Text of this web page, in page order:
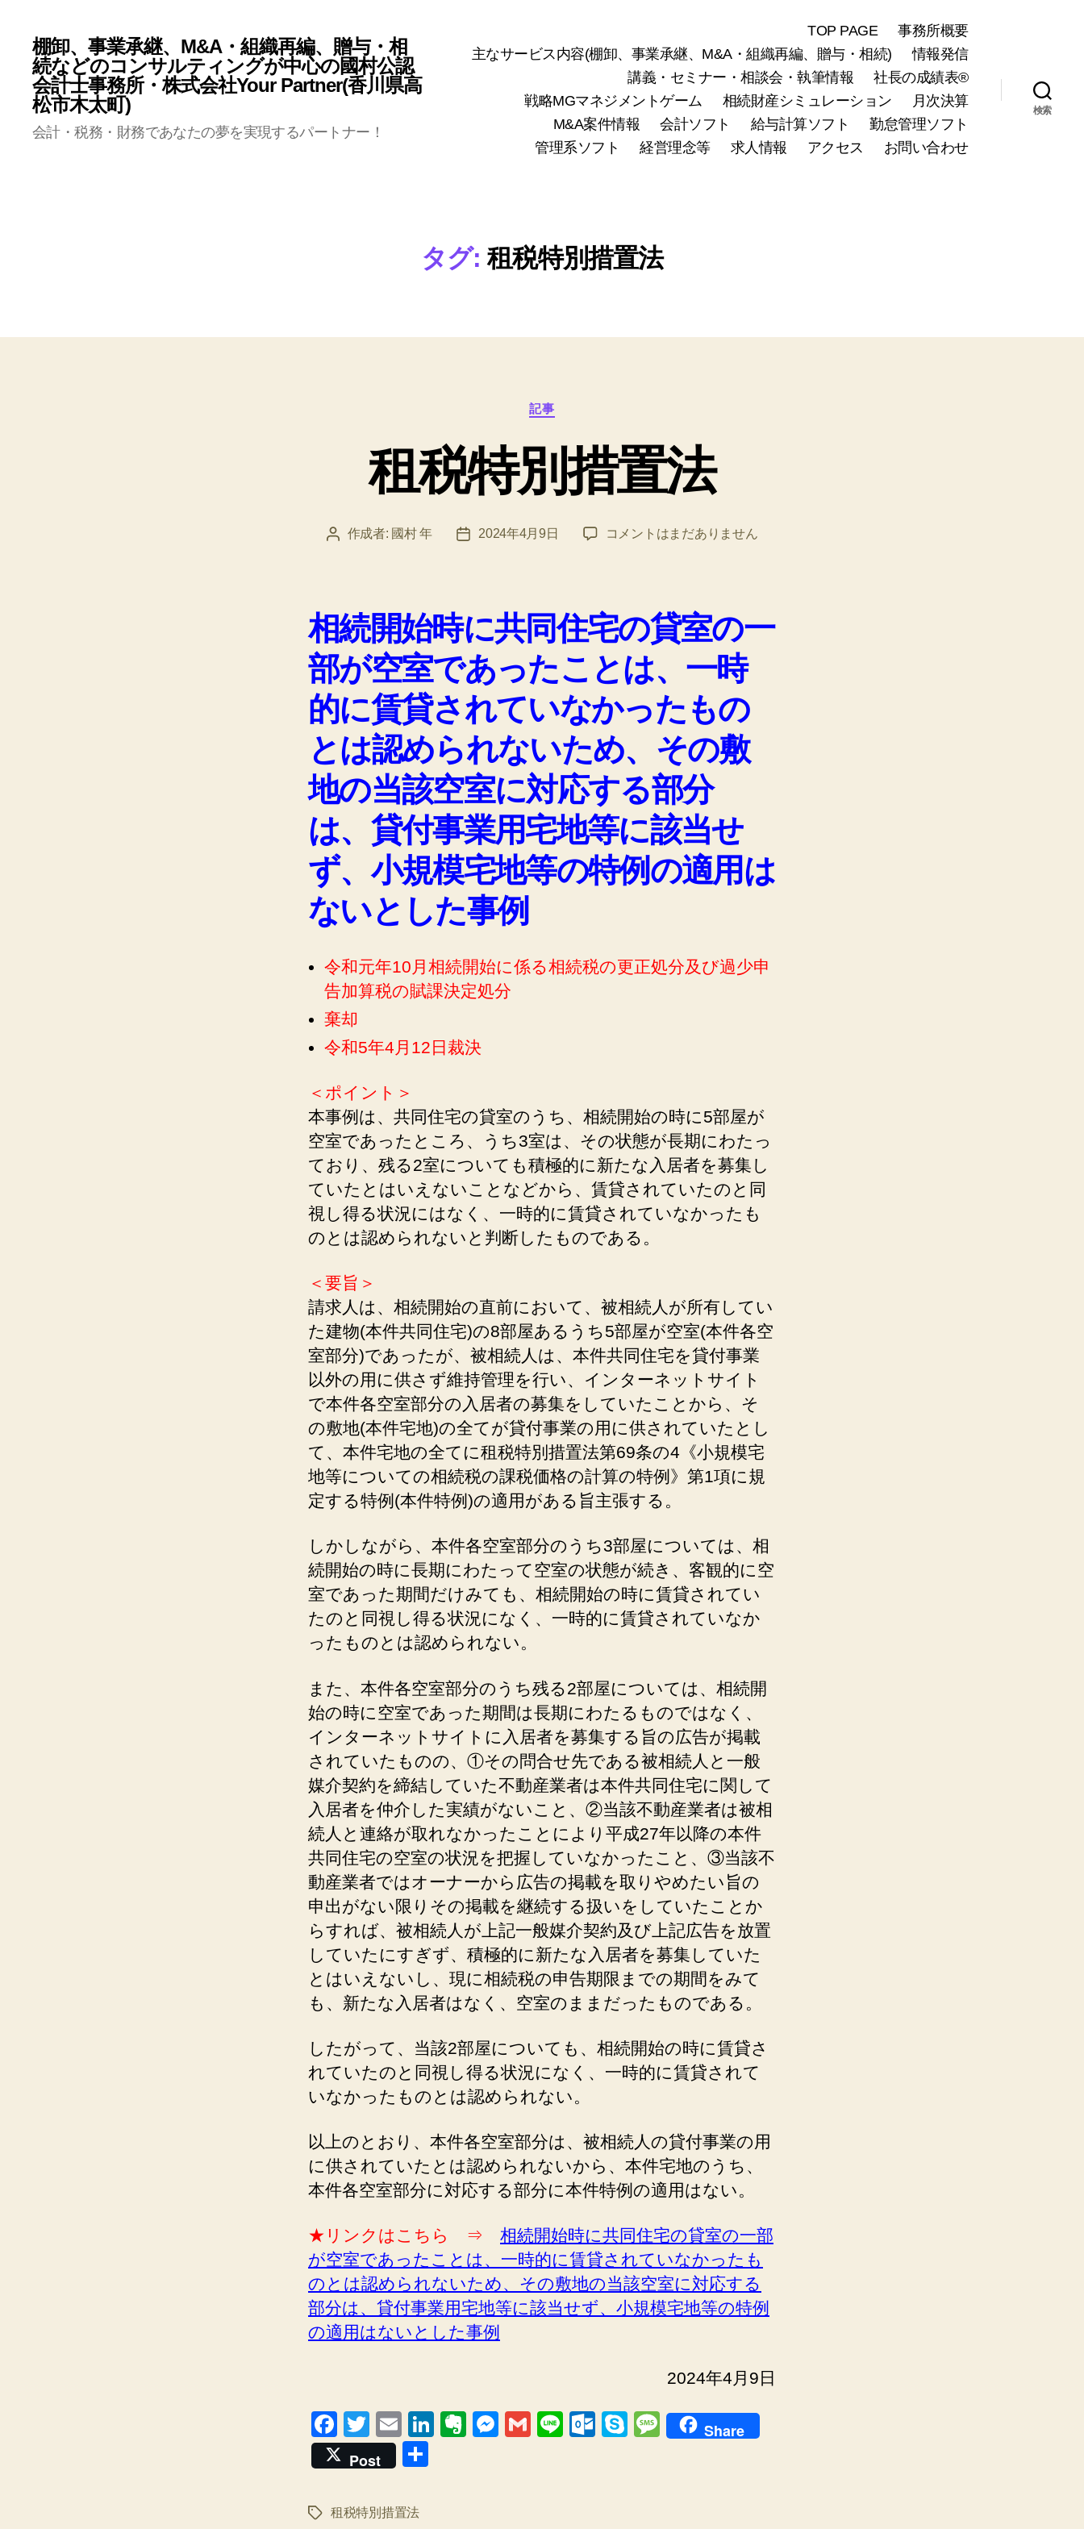
棚卸、事業承継、M&A・組織再編、贈与・相
続などのコンサルティングが中心の國村公認
会計士事務所・株式会社Your Partner(香川県高
松市木太町)
会計・税務・財務であなたの夢を実現するパートナー！
TOP PAGE
事務所概要
主なサービス内容(棚卸、事業承継、M&A・組織再編、贈与・相続)
情報発信
講義・セミナー・相談会・執筆情報
社長の成績表®
戦略MGマネジメントゲーム
相続財産シミュレーション
月次決算
M&A案件情報
会計ソフト 給与計算ソフト
勤怠管理ソフト
管理系ソフト
経営理念等 求人情報 アクセス お問い合わせ
検索
タグ: 租税特別措置法
カ
テ
リ
ー
記事
租税特別措置法
投 作成者: 國村 年
投
2024年4月9日
租
措
置
へ
の
コメントはまだありません
相続開始時に共同住宅の貸室の一
部が空室であったことは、一時
的に賃貸されていなかったもの
とは認められないため、その敷
地の当該空室に対応する部分
は、貸付事業用宅地等に該当せ
ず、小規模宅地等の特例の適用は
ないとした事例
令和元年10月相続開始に係る相続税の更正処分及び過少申
告加算税の賦課決定処分
棄却
令和5年4月12日裁決
＜ポイント＞
本事例は、共同住宅の貸室のうち、相続開始の時に5部屋が
空室であったところ、うち3室は、その状態が長期にわたっ
ており、残る2室についても積極的に新たな入居者を募集し
ていたとはいえないことなどから、賃貸されていたのと同
視し得る状況にはなく、一時的に賃貸されていなかったも
のとは認められないと判断したものである。
＜要旨＞
請求人は、相続開始の直前において、被相続人が所有してい
た建物(本件共同住宅)の8部屋あるうち5部屋が空室(本件各空
室部分)であったが、被相続人は、本件共同住宅を貸付事業
以外の用に供さず維持管理を行い、インターネットサイト
で本件各空室部分の入居者の募集をしていたことから、そ
の敷地(本件宅地)の全てが貸付事業の用に供されていたとし
て、本件宅地の全てに租税特別措置法第69条の4《小規模宅
地等についての相続税の課税価格の計算の特例》第1項に規
定する特例(本件特例)の適用がある旨主張する。
しかしながら、本件各空室部分のうち3部屋については、相
続開始の時に長期にわたって空室の状態が続き、客観的に空
室であった期間だけみても、相続開始の時に賃貸されてい
たのと同視し得る状況になく、一時的に賃貸されていなか
ったものとは認められない。
また、本件各空室部分のうち残る2部屋については、相続開
始の時に空室であった期間は長期にわたるものではなく、
インターネットサイトに入居者を募集する旨の広告が掲載
されていたものの、①その問合せ先である被相続人と一般
媒介契約を締結していた不動産業者は本件共同住宅に関して
入居者を仲介した実績がないこと、②当該不動産業者は被相
続人と連絡が取れなかったことにより平成27年以降の本件
共同住宅の空室の状況を把握していなかったこと、③当該不
動産業者ではオーナーから広告の掲載を取りやめたい旨の
申出がない限りその掲載を継続する扱いをしていたことか
らすれば、被相続人が上記一般媒介契約及び上記広告を放置
していたにすぎず、積極的に新たな入居者を募集していた
とはいえないし、現に相続税の申告期限までの期間をみて
も、新たな入居者はなく、空室のままだったものである。
したがって、当該2部屋についても、相続開始の時に賃貸さ
れていたのと同視し得る状況になく、一時的に賃貸されて
いなかったものとは認められない。
以上のとおり、本件各空室部分は、被相続人の貸付事業の用
に供されていたとは認められないから、本件宅地のうち、
本件各空室部分に対応する部分に本件特例の適用はない。
★リンクはこちら ⇒
相続開始時に共同住宅の貸室の一部
が空室であったことは、一時的に賃貸されていなかったも
のとは認められないため、その敷地の当該空室に対応する
部分は、貸付事業用宅地等に該当せず、小規模宅地等の特例
の適用はないとした事例
2024年4月9日
F
a
c
e
T
wi
tt
er
E
m
ail
Li
E
M
G
Li
O
S
M
Share
Post
タ
租税特別措置法